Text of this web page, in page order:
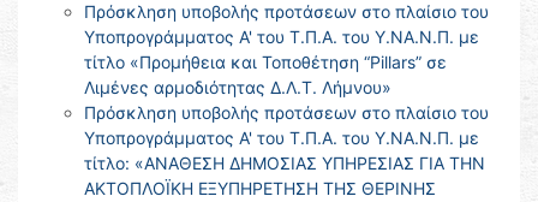
Πρόσκληση υποβολής προτάσεων στο πλαίσιο του
Υποπρογράμματος Α' του Τ.Π.Α. του Υ.ΝΑ.Ν.Π. με
τίτλο «Προμήθεια και Τοποθέτηση “Pillars” σε
Λιμένες αρμοδιότητας Δ.Λ.Τ. Λήμνου»
Πρόσκληση υποβολής προτάσεων στο πλαίσιο του
Υποπρογράμματος Α' του Τ.Π.Α. του Υ.ΝΑ.Ν.Π. με
τίτλο: «ΑΝΑΘΕΣΗ ΔΗΜΟΣΙΑΣ ΥΠΗΡΕΣΙΑΣ ΓΙΑ ΤΗΝ
ΑΚΤΟΠΛΟΪΚΗ ΕΞΥΠΗΡΕΤΗΣΗ ΤΗΣ ΘΕΡΙΝΗΣ